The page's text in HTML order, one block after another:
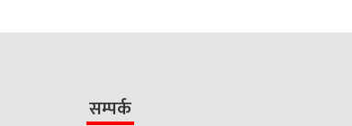
सम्पर्क